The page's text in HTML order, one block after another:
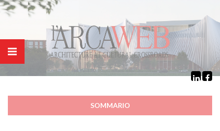
SOMMARIO
Cookies management panel